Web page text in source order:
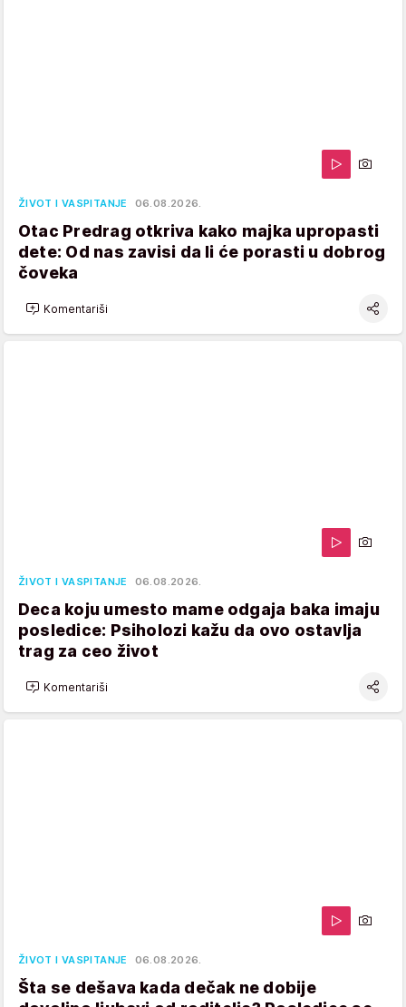
ŽIVOT I VASPITANJE 06.08.2026.
Otac Predrag otkriva kako majka upropasti
dete: Od nas zavisi da li će porasti u dobrog
čoveka
Komentariši
ŽIVOT I VASPITANJE 06.08.2026.
Deca koju umesto mame odgaja baka imaju
posledice: Psiholozi kažu da ovo ostavlja
trag za ceo život
Komentariši
ŽIVOT I VASPITANJE 06.08.2026.
Šta se dešava kada dečak ne dobije